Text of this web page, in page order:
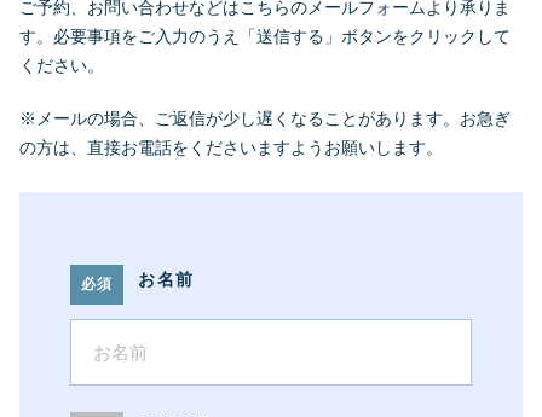
プライバシーポリシー
ご予約、お問い合わせなどはこちらのメールフォームより承りま
す。 必要事項をご入力のうえ「送信する」ボタンをクリックして
ください。
※メールの場合、ご返信が少し遅くなることがあります。 お急ぎ
の方は、直接お電話をくださいますようお願いします。
お名前